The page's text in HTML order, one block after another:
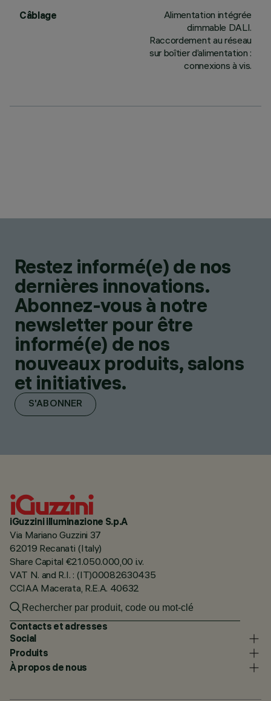
Câblage
Alimentation intégrée
dimmable DALI.
Raccordement au réseau
sur boîtier d’alimentation :
connexions à vis.
Restez informé(e) de nos
dernières innovations.
Abonnez-vous à notre
newsletter pour être
informé(e) de nos
nouveaux produits, salons
et initiatives.
S'ABONNER
iGuzzini illuminazione S.p.A
Via Mariano Guzzini 37
62019 Recanati (Italy)
Share Capital €21.050.000,00 i.v.
VAT N. and R.I. : (IT)00082630435
CCIAA Macerata, R.E.A. 40632
Contacts et adresses
Social
Produits
À propos de nous